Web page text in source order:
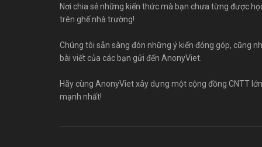
Nơi chia sẻ những kiến thức mà bạn chưa từng được
trên ghế nhà trường!
Chúng tôi sẵn sàng đón những ý kiến đóng góp, cũng
bài viết của các bạn gửi đến AnonyViet.
Hãy cùng AnonyViet xây dựng một cộng đồng CNTT lớn
mạnh nhất!